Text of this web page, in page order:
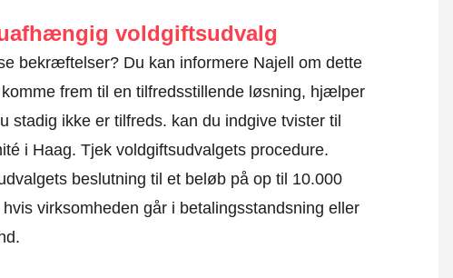
voldgiftsudvalg
bekræftelser? Du kan informere Najell om dette
frem til en tilfredsstillende løsning, hjælper
ikke er tilfreds. kan du indgive tvister til
i Haag. Tjek voldgiftsudvalgets procedure.
beslutning til et beløb på op til 10.000
virksomheden går i betalingsstandsning eller